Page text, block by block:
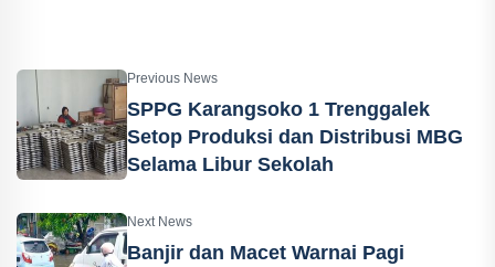
Previous News
SPPG Karangsoko 1 Trenggalek
Setop Produksi dan Distribusi MBG
Selama Libur Sekolah
Next News
Banjir dan Macet Warnai Pagi